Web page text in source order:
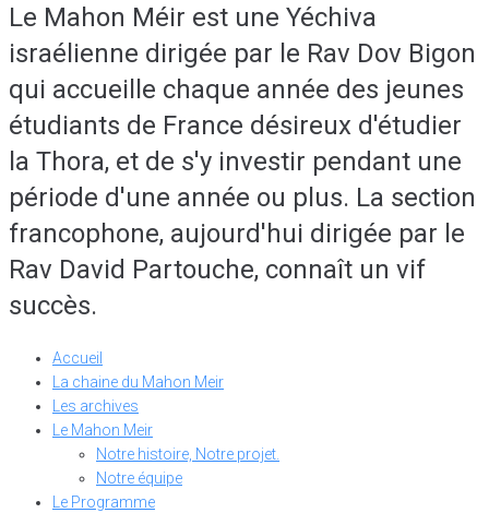
Le Mahon Méir est une Yéchiva
israélienne dirigée par le Rav Dov Bigon
qui accueille chaque année des jeunes
étudiants de France désireux d'étudier
la Thora, et de s'y investir pendant une
période d'une année ou plus. La section
francophone, aujourd'hui dirigée par le
Rav David Partouche, connaît un vif
succès.
Accueil
La chaine du Mahon Meir
Les archives
Le Mahon Meir
Notre histoire, Notre projet.
Notre équipe
Le Programme